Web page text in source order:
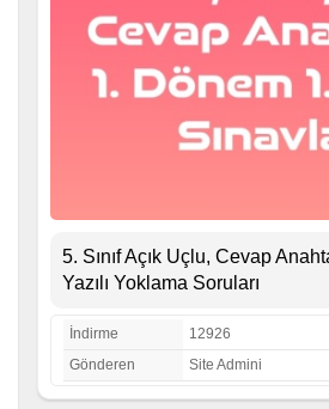
5. Sınıf Açık Uçlu, Cevap
Yazılı Yoklama Soruları
İndirme
12926
Gönderen
Site Admini